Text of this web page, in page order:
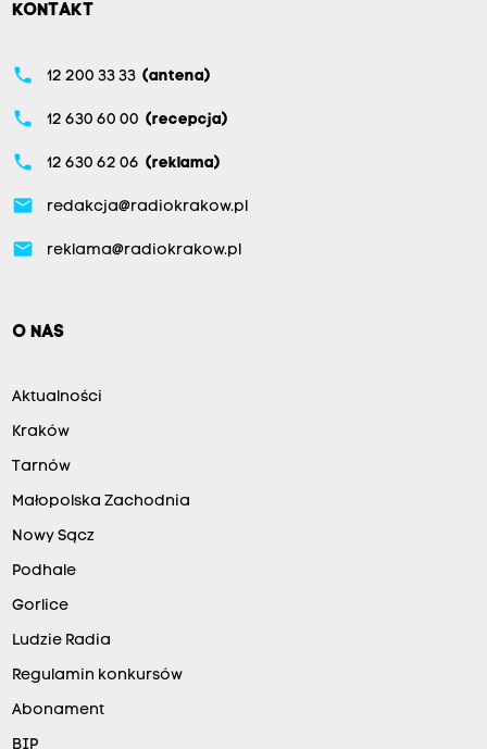
KONTAKT
phone 12 200 33 33 (antena)
phone 12 630 60 00 (recepcja)
phone 12 630 62 06 (reklama)
email redakcja@radiokrakow.pl
email reklama@radiokrakow.pl
O NAS
Aktualności
Kraków
Tarnów
Małopolska Zachodnia
Nowy Sącz
Podhale
Gorlice
Ludzie Radia
Regulamin konkursów
Abonament
BIP